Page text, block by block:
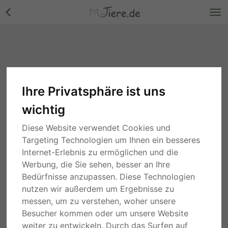
Ihre Privatsphäre ist uns
wichtig
Diese Website verwendet Cookies und
Targeting Technologien um Ihnen ein besseres
Internet-Erlebnis zu ermöglichen und die
Werbung, die Sie sehen, besser an Ihre
Bedürfnisse anzupassen. Diese Technologien
nutzen wir außerdem um Ergebnisse zu
messen, um zu verstehen, woher unsere
Besucher kommen oder um unsere Website
weiter zu entwickeln. Durch das Surfen auf
Vögel
Wellensittich - männlich
Nordrhein-Westfalen 3 Monaten
PRIVAT
Balu, Graupapagei - männlich
Wien